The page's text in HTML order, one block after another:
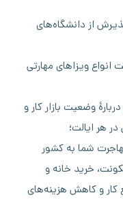
از دانشگاه‌های
انواع ویزاهای مهارتی
وضعیت بازار کار و
هر ایالت؛
شما به کشور
خرید خانه و
و کاهش هزینه‌های